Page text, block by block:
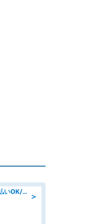
＞
検品・検査/未経験OK/高収入/日払いOK/交替制/20・30・40代活躍中